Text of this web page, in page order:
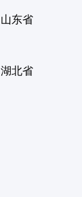
山东省
湖北省